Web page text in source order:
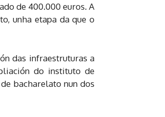
de 400.000 euros. A
unha etapa da que o
das infraestruturas a
do instituto de
bacharelato nun dos